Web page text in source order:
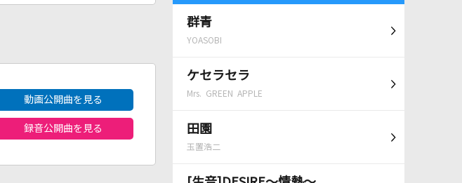
群青
YOASOBI
ケセラセラ
Mrs. GREEN APPLE
田園
玉置浩二
動画公開曲を見る
録音公開曲を見る